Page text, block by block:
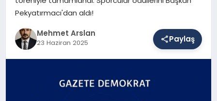
MAGAZIN
SAĞLIK
Pekyatırmacı'dan aldı!
Mehmet Arslan
23 Haziran 2025 Paylaş